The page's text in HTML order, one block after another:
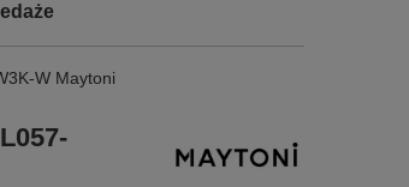
W Maytoni